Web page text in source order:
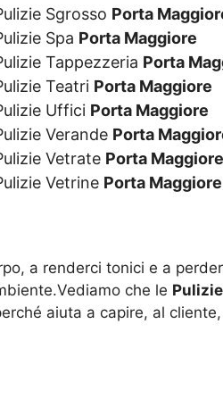
Sgrosso Porta
Spa Porta Maggiore
Tappezzeria Porta
Teatri Porta Maggiore
Uffici Porta Maggiore
Verande Porta
Vetrate Porta Maggiore
Vetrine Porta Maggiore
a renderci tonici e a
che le
aiuta a capire, al